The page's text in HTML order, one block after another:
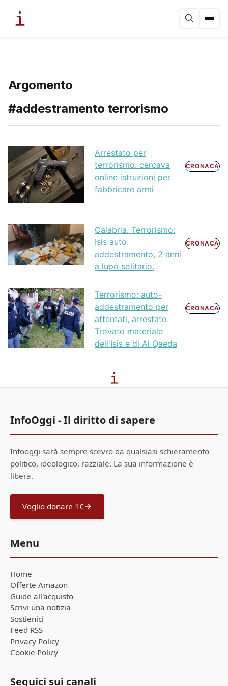
Argomento
#addestramento terrorismo
Arrestato per
terrorismo: cercava
online istruzioni per
fabbricare armi
CRONACA
Calabria. Terrorismo:
Isis auto
addestramento, 2 anni
a lupo solitario.
CRONACA
Terrorismo: auto-
addestramento per
attentati, arrestato.
Trovato materiale
dell'Isis e di Al Qaeda
CRONACA
InfoOggi - Il diritto di sapere
Infooggi sarà sempre scevro da qualsiasi schieramento
politico, ideologico, razziale. La sua informazione è
libera.
Voglio donare 1€
Menu
Home
Offerte Amazon
Guide all'acquisto
Scrivi una notizia
Sostienici
Feed RSS
Privacy Policy
Cookie Policy
Seguici sui canali